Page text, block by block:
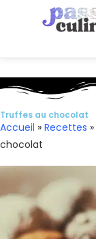
Truffes au chocolat
Accueil » Recettes »
chocolat